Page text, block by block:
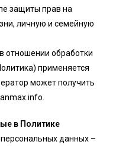
защиты прав на
личную и семейную
отношении обработки
применяется
может получить
в Политике
данных –